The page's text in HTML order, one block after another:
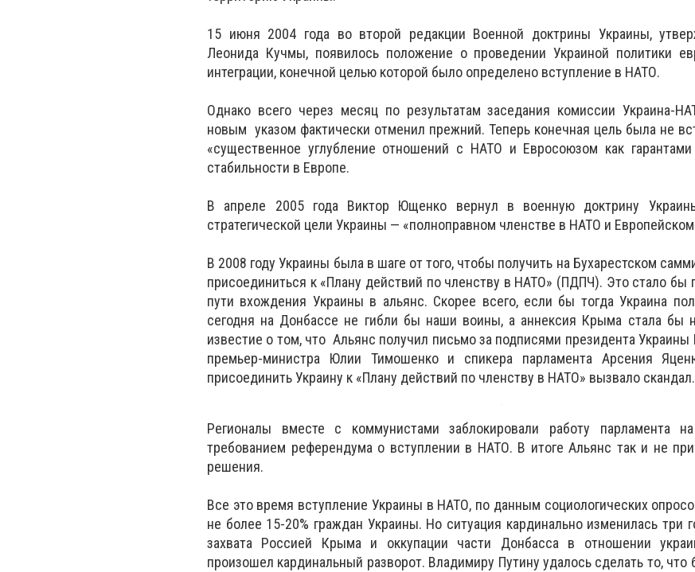
15 июня 2004 года во второй редакции Военной доктрины Украины,
Леонида Кучмы, появилось положение о проведении Украиной политики
интеграции, конечной целью которой было определено вступление в НАТО.
Однако всего через месяц по результатам заседания комиссии Украина-
новым указом фактически отменил прежний. Теперь конечная цель была не
«существенное углубление отношений с НАТО и Евросоюзом как
стабильности в Европе.
В апреле 2005 года Виктор Ющенко вернул в военную доктрину
стратегической цели Украины — «полноправном членстве в НАТО и
В 2008 году Украины была в шаге от того, чтобы получить на Бухарестском
присоединиться к «Плану действий по членству в НАТО» (ПДПЧ). Это стало бы
пути вхождения Украины в альянс. Скорее всего, если бы тогда Украина
сегодня на Донбассе не гибли бы наши воины, а аннексия Крыма стала бы
известие о том, что Альянс получил письмо за подписями президента
премьер-министра Юлии Тимошенко и спикера парламента Арсения
присоединить Украину к «Плану действий по членству в НАТО» вызвало скандал.
Регионалы вместе с коммунистами заблокировали работу парламента
требованием референдума о вступлении в НАТО. В итоге Альянс так и не
решения.
Все это время вступление Украины в НАТО, по данным социологических
не более 15-20% граждан Украины. Но ситуация кардинально изменилась три
захвата Россией Крыма и оккупации части Донбасса в отношении
произошел кардинальный разворот. Владимиру Путину удалось сделать то, что